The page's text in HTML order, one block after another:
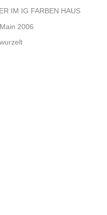
IM IG FARBEN HAUS
2006